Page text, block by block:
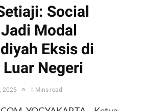
Social
Modal
Eksis di
Negeri
2025 1 Mins read